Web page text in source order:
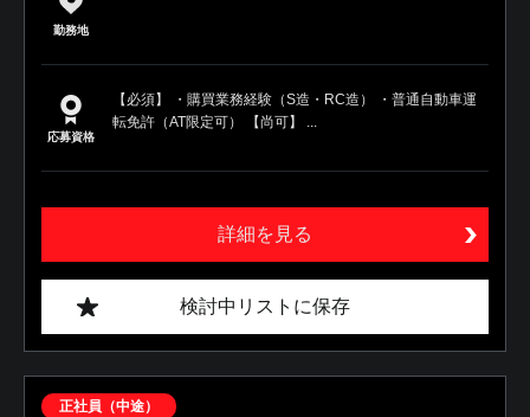
勤務地
応募資格
【必須】 ・購買業務経験（S造・RC造） ・普通自動車運
転免許（AT限定可） 【尚可】 ...
詳細を見る
検討中リストに保存
正社員（中途）